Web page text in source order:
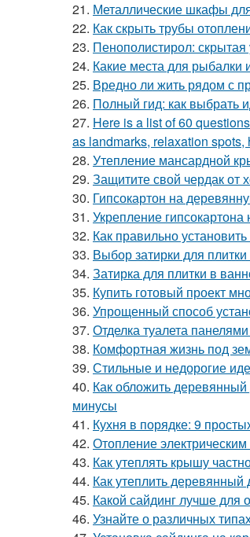
21. Металлические шкафы
22. Как скрыть трубы
23. Пенополистирол: скрытая
24. Какие места для рыбалки
25. Вредно ли жить рядом с
26. Полный гид: как выбрать
27. Here is a list of 60
as landmarks, relaxation
28. Утепление мансардной
29. Защитите свой чердак от
30. Гипсокартон на
31. Укрепление
32. Как правильно
33. Выбор затирки для
34. Затирка для плитки в
35. Купить готовый проект
36. Упрощенный способ
37. Отделка туалета
38. Комфортная жизнь под
39. Стильные и недорогие
40. Как обложить
минусы
41. Кухня в порядке: 9
42. Отопление
43. Как утеплять крышу
44. Как утеплить
45. Какой сайдинг лучше
46. Узнайте о различных